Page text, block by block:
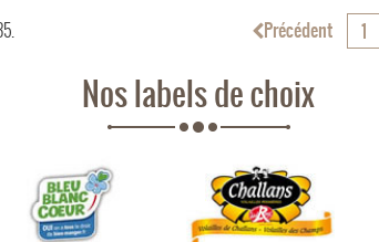
Précédent 1
Nos labels de choix